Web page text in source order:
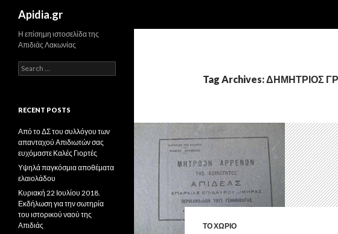
Apidia.gr
Tag Archives: ΔΗΜΗΤΡΙΟΣ
ΤΟ ΧΩΡΙΟ
Η επίσημη ιστοσελίδα της
Απιδιάς Λακωνίας
Search
for:
RECENT POSTS
Από το ΔΣ του συλλόγου των
απανταχού Απιδιωτών σας
ευχόμαστε Καλές Γιορτές
Υψηλά παγκόσμια αποθέματα
ελαιολάδου
Κυριακή 22 Ιουλίου 2018.
Εκδήλωση για την σωτηρία
του ιστορικού ναού της
Απιδιάς